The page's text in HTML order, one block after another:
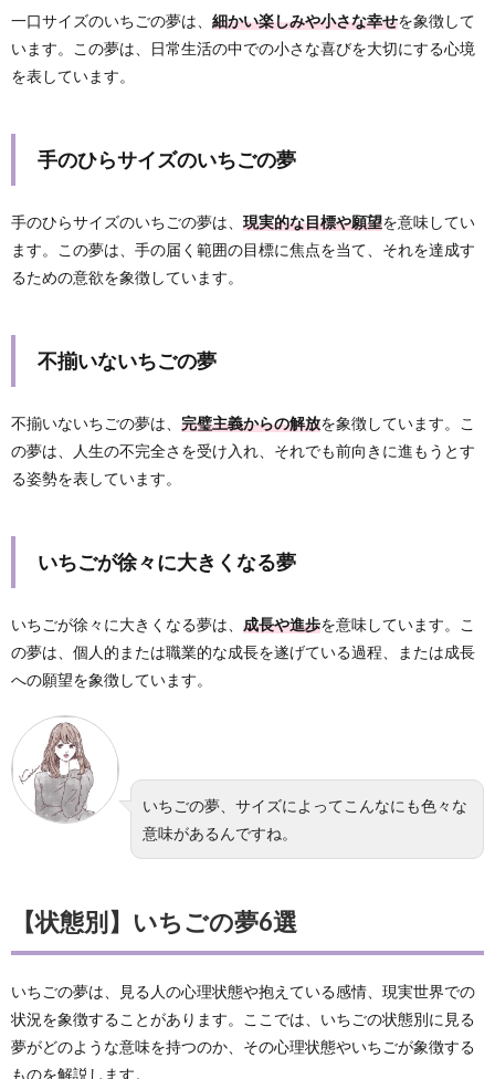
一口サイズのいちごの夢は、 細かい楽しみや小さな幸せを象徴して
います。この夢は、日常生活の中での小さな喜びを大切にする心境
を表しています。
手のひらサイズのいちごの夢
手のひらサイズのいちごの夢は、 現実的な目標や願望を意味してい
ます。この夢は、手の届く範囲の目標に焦点を当て、それを達成す
るための意欲を象徴しています。
不揃いないちごの夢
不揃いないちごの夢は、 完璧主義からの解放を象徴しています。こ
の夢は、人生の不完全さを受け入れ、それでも前向きに進もうとす
る姿勢を表しています。
いちごが徐々に大きくなる夢
いちごが徐々に大きくなる夢は、 成長や進歩を意味しています。こ
の夢は、個人的または職業的な成長を遂げている過程、または成長
への願望を象徴しています。
いちごの夢、サイズによってこんなにも色々な
意味があるんですね。
【状態別】いちごの夢6選
いちごの夢は、見る人の心理状態や抱えている感情、現実世界での
状況を象徴することがあります。ここでは、いちごの状態別に見る
夢がどのような意味を持つのか、その心理状態やいちごが象徴する
ものを解説します。